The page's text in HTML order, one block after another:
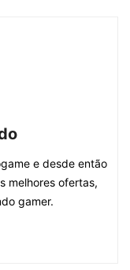
e desde então
melhores ofertas,
gamer.